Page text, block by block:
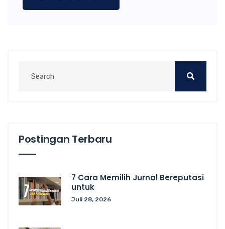
Postingan Terbaru
7 Cara Memilih Jurnal Bereputasi
untuk
Juli 28, 2026